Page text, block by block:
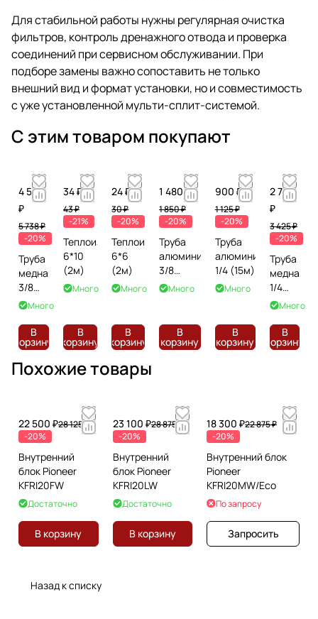
Для стабильной работы нужны регулярная очистка
фильтров, контроль дренажного отвода и проверка
соединений при сервисном обслуживании. При
подборе замены важно сопоставить не только
внешний вид и формат установки, но и совместимость
с уже установленной мульти-сплит-системой.
С этим товаром покупают
4 590
₽
5 738 ₽
-20%
Труба
медная
3/8
(15м)
Много
В
корзину
34 ₽
43 ₽
-21%
Теплоизоляция
6*10
(2м)
Много
В
корзину
24 ₽
30 ₽
-20%
Теплоизоляция
6*6
(2м)
Много
В
корзину
1 480 ₽
1 850 ₽
-20%
Труба
алюминиевая
3/8
(15м)
Много
В
корзину
900 ₽
1 125 ₽
-20%
Труба
алюминиевая
1/4 (15м)
Много
В
корзину
2 740
₽
3 425 ₽
-20%
Труба
медная
1/4
(15м)
Много
В
корзину
Похожие товары
22 500 ₽28 125 ₽
-20%
Внутренний
блок Pioneer
KFRI20FW
Достаточно
В корзину
23 100 ₽28 875 ₽
-20%
Внутренний
блок Pioneer
KFRI20LW
Достаточно
В корзину
18 300 ₽22 875 ₽
-20%
Внутренний блок
Pioneer
KFRI20MW/Eco
По запросу
Запросить
Назад к списку